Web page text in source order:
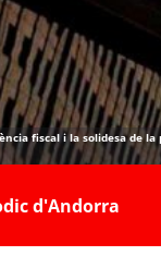
fiscal i la solidesa de
d'Andorra